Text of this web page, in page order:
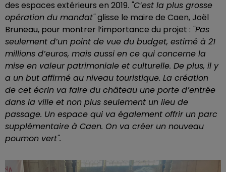
des espaces extérieurs en 2019. "C’est la plus grosse
opération du mandat"glisse le maire de Caen, Joël
Bruneau, pour montrer l’importance du projet : "Pas
seulement d’un point de vue du budget, estimé à 21
millions d’euros, mais aussi en ce qui concerne la
mise en valeur patrimoniale et culturelle. De plus, il y
a un but affirmé au niveau touristique. La création
de cet écrin va faire du château une porte d’entrée
dans la ville et non plus seulement un lieu de
passage. Un espace qui va également offrir un parc
supplémentaire à Caen. On va créer un nouveau
poumon vert".